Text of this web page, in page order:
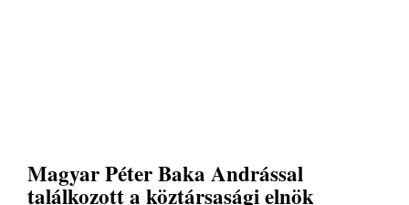
Magyar Péter Baka Andrással
találkozott a köztársasági elnök